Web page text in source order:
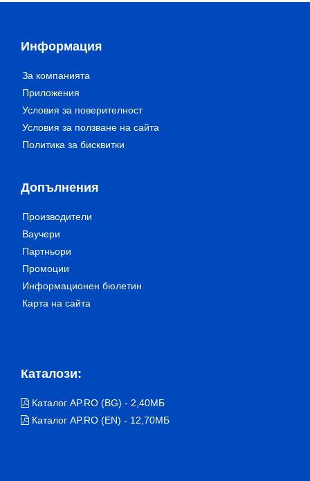
Информация
За компанията
Приложения
Условия за поверителност
Условия за ползване на сайта
Политика за бисквитки
Допълнения
Производители
Ваучери
Партньори
Промоции
Информационен бюлетин
Карта на сайта
Каталози:
Каталог AP.RO (BG) - 2,40МБ
Каталог AP.RO (EN) - 12,70МБ